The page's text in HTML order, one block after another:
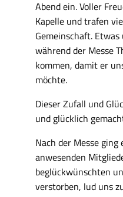
Abend ein. Voller
Kapelle und trafen
Gemeinschaft.
während der Messe
kommen, damit er
möchte.
Dieser Zufall und
und glücklich
Nach der Messe
anwesenden
beglückwünschten
verstorben, lud uns